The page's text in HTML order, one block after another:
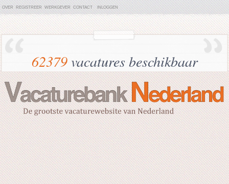
OVER REGISTREER WERKGEVER CONTACT INLOGGEN
62379vacatures beschikbaar